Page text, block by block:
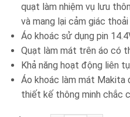
quạt làm nhiệm vụ lưu
và mang lại cảm giác
Áo khoác sử dụng pin
Quạt làm mát trên áo có
Khả năng hoạt động liên
Áo khoác làm mát
thiết kế thông minh chắc